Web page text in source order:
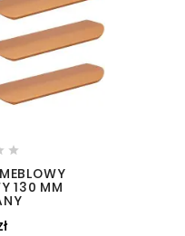

130 MM